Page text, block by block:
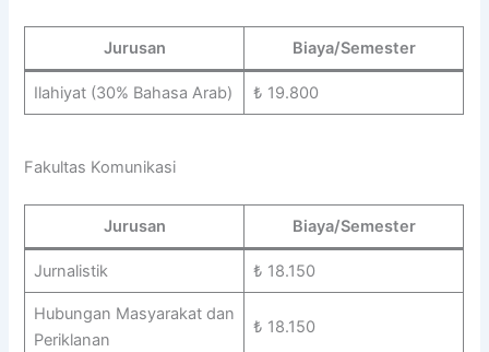
Jurusan Biaya/Semester
Ilahiyat (30% Bahasa Arab) ₺ 19.800
Fakultas Komunikasi
Jurusan Biaya/Semester
Jurnalistik ₺ 18.150
Hubungan Masyarakat dan
Periklanan
₺ 18.150